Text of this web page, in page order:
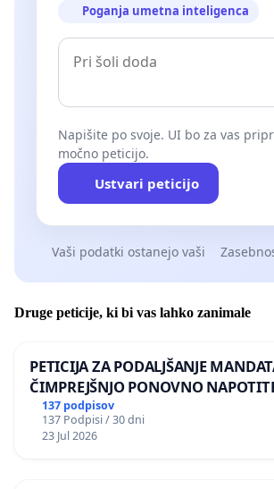
Poganja umetna inteligenca
Napišite po svoje. UI bo za vas
močno peticijo.
Ustvari peticijo
Vaši podatki ostanejo vaši
Druge peticije, ki bi vas lahko zanimale
PETICIJA ZA PODALJŠANJE
ČIMPREJŠNJO PONOVNO
BERNARDA ŠRAJNERJA NA
REPUBLIKE SLOVENIJE V MOSKVI
137 podpisov
137 Podpisi / 30 dni
23 Jul 2026